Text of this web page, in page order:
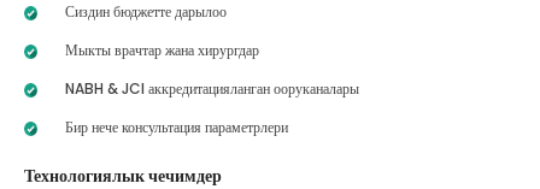
Сиздин бюджетте дарылоо
Мыкты врачтар жана хирургдар
NABH & JCI аккредитацияланган ооруканалары
Бир нече консультация параметрлери
Технологиялык чечимдер